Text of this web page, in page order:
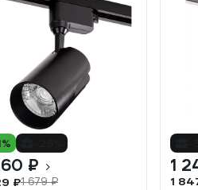
₽
₽1 679 ₽
1
1